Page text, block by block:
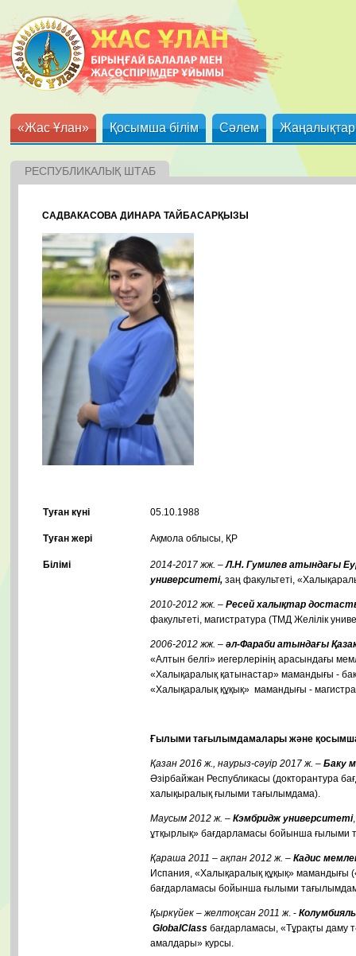
«Жас Ұлан» Қосымша білім Сәлем Жаңалықтар
РЕСПУБЛИКАЛЫҚ ШТАБ
САДВАКАСОВА ДИНАРА ТАЙБАСАРҚЫЗЫ
Туған күні 05.10.1988
Туған жері Ақмола облысы, ҚР
Білімі 2014-2017 жж. –Л.Н. Гумилев атындағы
университеті, заң факультеті,
2010-2012 жж. – Ресей халықтар
факультеті, магистратура (ТМД Желілік
2006-2012 жж. – әл-Фараби атындағы
«Алтын белгі» иегерлерінің арасындағы
«Халықаралық қатынастар» мамандығы -
«Халықаралық құқық» мамандығы -
Ғылыми тағылымдамалары және қосымша
Қазан 2016ж., наурыз-сәуір 2017 ж. – Баку
Әзірбайжан Республикасы (докторантура
халықыралық ғылыми тағылымдама).
Маусым 2012ж. – Кэмбридж университеті
ұтқырлық» бағдарламасы бойынша ғылыми
Қараша 2011 – ақпан 2012ж. – Кадис
Испания, «Халықаралық құқық» мамандығы
бағдарламасы бойынша ғылыми
Қыркүйек –желтоқсан 2011 ж. -
GlobalClass бағдарламасы, «Тұрақты даму
амалдары» курсы.